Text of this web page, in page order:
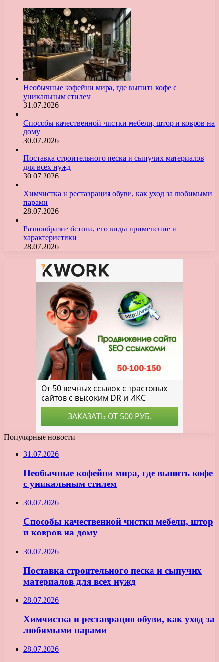
Необычные кофейни мира, где выпить кофе с
уникальным стилем
31.07.2026
Способы качественной чистки мебели, штор и ковров на
дому
30.07.2026
Поставка строительного песка и сыпучих материалов
для всех нужд
30.07.2026
Химчистка и реставрация обуви, как уход за любимыми
парами
28.07.2026
Разнообразие бетона, его виды применение и
характеристики
28.07.2026
Популярные новости
31.07.2026
Необычные кофейни мира, где выпить кофе
с уникальным стилем
30.07.2026
Способы качественной чистки мебели, штор
и ковров на дому
30.07.2026
Поставка строительного песка и сыпучих
материалов для всех нужд
28.07.2026
Химчистка и реставрация обуви, как уход за
любимыми парами
28.07.2026